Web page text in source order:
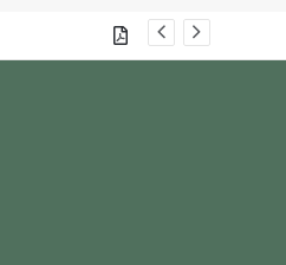
گذشتہ شمارے